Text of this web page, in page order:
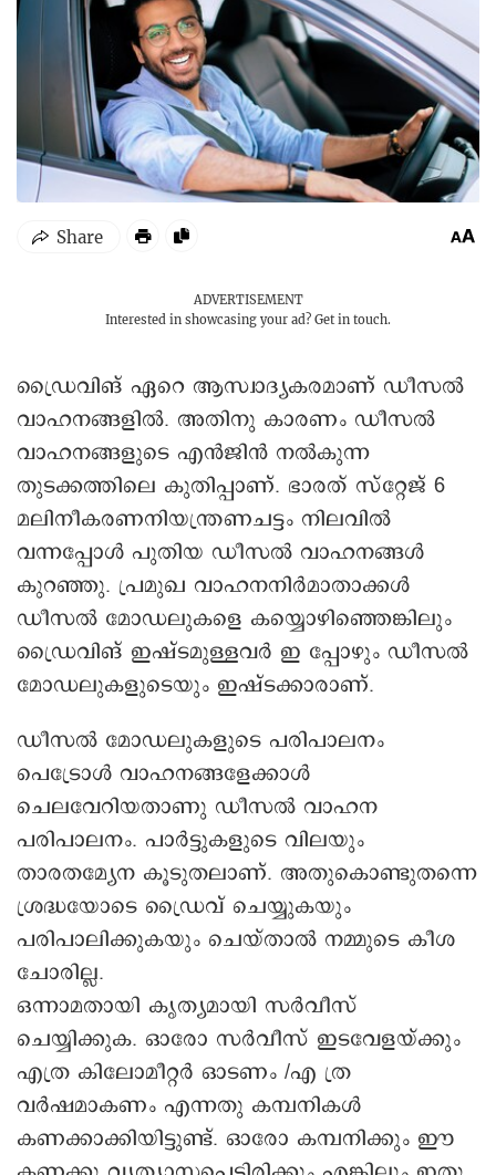
ADVERTISEMENT
Interested in showcasing your ad? Get in touch.
ഡ്രൈവിങ് ഏറെ ആസ്വാദ്യകരമാണ് ഡീസൽ
വാഹനങ്ങളിൽ. അതിനു കാരണം ഡീസൽ
വാഹനങ്ങളുടെ എൻജിൻ നൽകുന്ന
തുടക്കത്തിലെ കുതിപ്പാണ്. ഭാരത് സ്റ്റേജ് 6
മലിനീകരണനിയന്ത്രണചട്ടം നിലവിൽ
വന്നപ്പോൾ പുതിയ ഡീസൽ വാഹനങ്ങൾ
കുറഞ്ഞു. പ്രമുഖ വാഹനനിർമാതാക്കൾ
ഡീസൽ മോഡലുകളെ കയ്യൊഴിഞ്ഞെങ്കിലും
ഡ്രൈവിങ് ഇഷ്ടമുള്ളവർ ഇ പ്പോഴും ഡീസൽ
മോഡലുകളുടെയും ഇഷ്ടക്കാരാണ്.
ഡീസൽ മോഡലുകളുടെ പരിപാലനം
പെട്രോൾ വാഹനങ്ങളേക്കാൾ
ചെലവേറിയതാണു ഡീസൽ വാഹന
പരിപാലനം. പാർട്ടുകളുടെ വിലയും
താരതമ്യേന കൂടുതലാണ്. അതുകൊണ്ടുതന്നെ
ശ്രദ്ധയോടെ ഡ്രൈവ് ചെയ്യുകയും
പരിപാലിക്കുകയും ചെയ്താൽ നമ്മുടെ കീശ
ചോരില്ല.
ഒന്നാമതായി കൃത്യമായി സർവീസ്
ചെയ്യിക്കുക. ഓരോ സർവീസ് ഇടവേളയ്ക്കും
എത്ര കിലോമീറ്റർ ഓടണം /എ ത്ര
വർഷമാകണം എന്നതു കമ്പനികൾ
കണക്കാക്കിയിട്ടുണ്ട്. ഓരോ കമ്പനിക്കും ഈ